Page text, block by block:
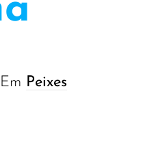
Em Peixes